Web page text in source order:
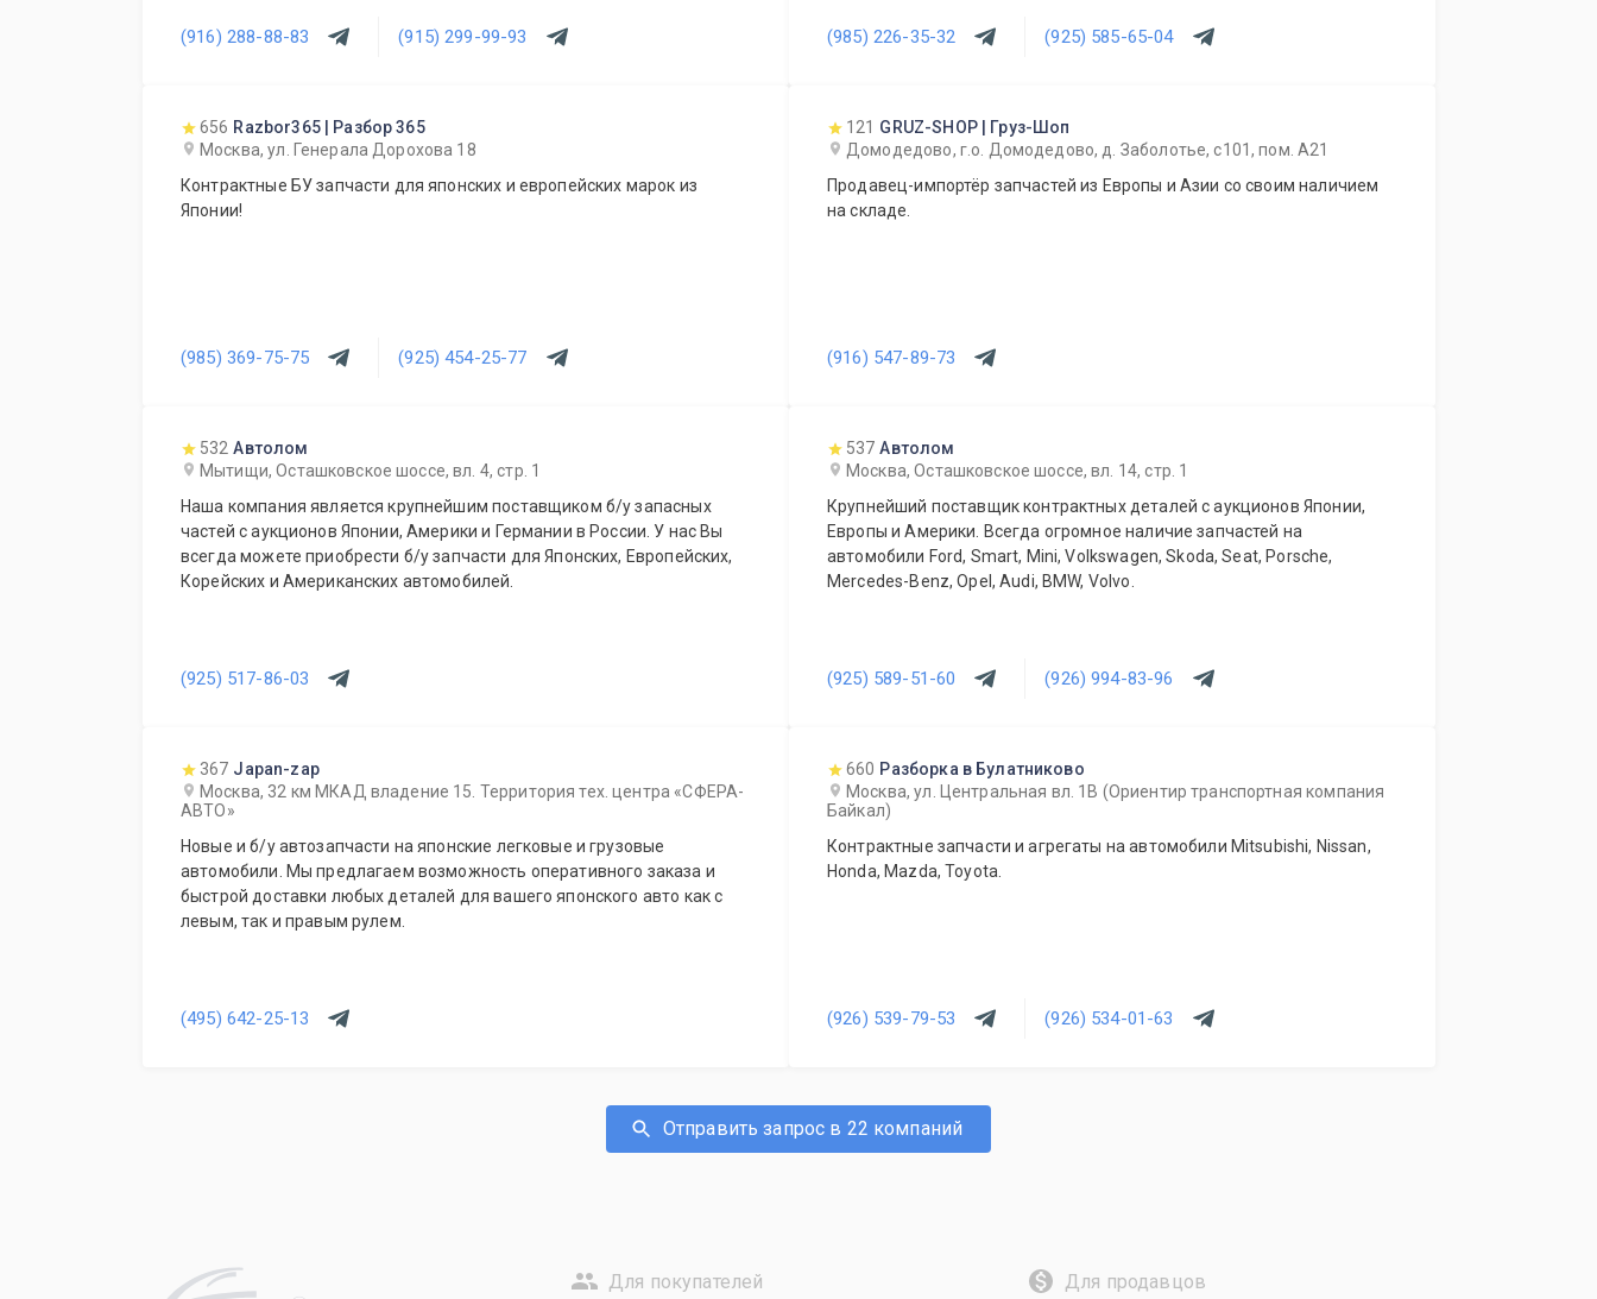
(916) 288-88-83 (915) 299-99-93
(стапель, покрасочная камера). При сервисе работает магазин
(985) 226-35-32 (925) 585-65-04
656 Razbor365 | Разбор 365
Москва, ул. Генерала Дорохова 18
Контрактные БУ запчасти для японских и европейских марок из
Японии!
(985) 369-75-75 (925) 454-25-77
121 GRUZ-SHOP | Груз-Шоп
Домодедово, г.о. Домодедово, д. Заболотье, с101, пом. А21
Продавец-импортёр запчастей из Европы и Азии со своим наличием
на складе.
(916) 547-89-73
532 Автолом
Мытищи, Осташковское шоссе, вл. 4, стр. 1
Наша компания является крупнейшим поставщиком б/у запасных
частей с аукционов Японии, Америки и Германии в России. У нас Вы
всегда можете приобрести б/у запчасти для Японских, Европейских,
Корейских и Американских автомобилей.
(925) 517-86-03
537 Автолом
Москва, Осташковское шоссе, вл. 14, стр. 1
Крупнейший поставщик контрактных деталей с аукционов Японии,
Европы и Америки. Всегда огромное наличие запчастей на
автомобили Ford, Smart, Mini, Volkswagen, Skoda, Seat, Porsche,
Mercedes-Benz, Opel, Audi, BMW, Volvo.
(925) 589-51-60 (926) 994-83-96
367 Japan-zap
Москва, 32 км МКАД владение 15. Территория тех. центра «СФЕРА-
АВТО»
Новые и б/у автозапчасти на японские легковые и грузовые
автомобили. Мы предлагаем возможность оперативного заказа и
быстрой доставки любых деталей для вашего японского авто как с
левым, так и правым рулем.
(495) 642-25-13
660 Разборка в Булатниково
Москва, ул. Центральная вл. 1В (Ориентир транспортная компания
Байкал)
Контрактные запчасти и агрегаты на автомобили Mitsubishi, Nissan,
Honda, Mazda, Toyota.
(926) 539-79-53 (926) 534-01-63
Отправить запрос в 22 компаний
Для покупателей Для продавцов